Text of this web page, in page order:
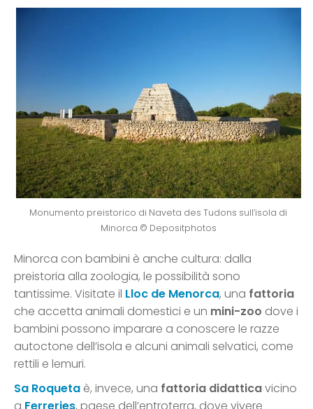
Monumento preistorico di Naveta des Tudons sull’isola di
Minorca © Depositphotos
Minorca con bambini è anche cultura: dalla
preistoria alla zoologia, le possibilità sono
tantissime. Visitate il Lloc de Menorca, una fattoria
che accetta animali domestici e un mini-zoo dove i
bambini possono imparare a conoscere le razze
autoctone dell’isola e alcuni animali selvatici, come
rettili e lemuri.
Sa Roqueta è, invece, una fattoria didatticavicino